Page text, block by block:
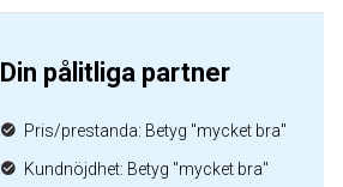
Din pålitliga partner
Pris/prestanda: Betyg "mycket bra"
Kundnöjdhet: Betyg "mycket bra"